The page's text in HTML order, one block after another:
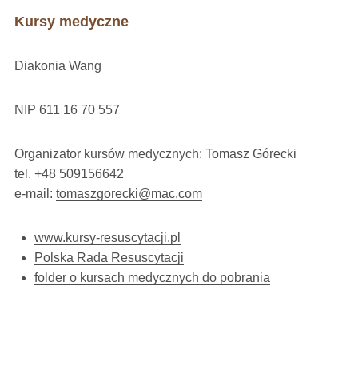
Kursy medyczne
Diakonia Wang
NIP 611 16 70 557
Organizator kursów medycznych: Tomasz Górecki
tel. +48 509156642
e-mail: tomaszgorecki@mac.com
www.kursy-resuscytacji.pl
Polska Rada Resuscytacji
folder o kursach medycznych do pobrania